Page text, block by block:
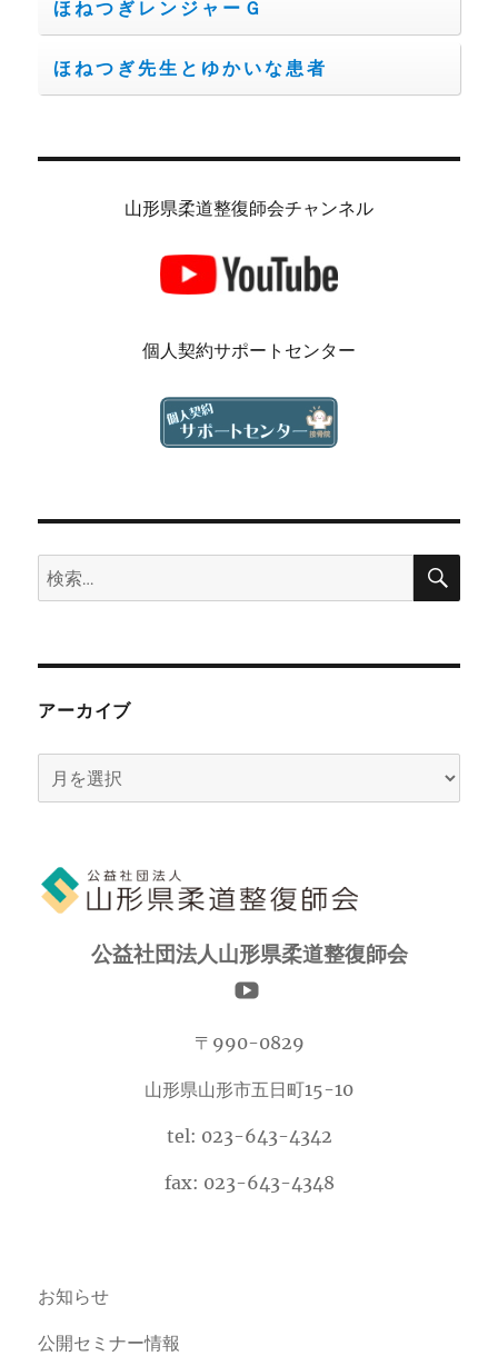
ほねつぎレンジャーＧ
ほねつぎ先生とゆかいな患者
山形県柔道整復師会チャンネル
個人契約サポートセンター
検
索:
検
アーカイブ
ー
ブ
公益社団法人山形県柔道整復師会
〒990-0829
山形県山形市五日町15-10
tel: 023-643-4342
fax: 023-643-4348
お知らせ
公開セミナー情報